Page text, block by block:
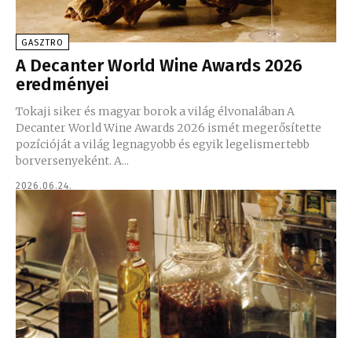
GASZTRO
A Decanter World Wine Awards 2026
eredményei
Tokaji siker és magyar borok a világ élvonalában A
Decanter World Wine Awards 2026 ismét megerősítette
pozícióját a világ legnagyobb és egyik legelismertebb
borversenyeként. A...
2026.06.24.